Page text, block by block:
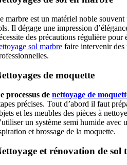
marbre est un matériel noble
Il dégage une impression
des précautions régulière pour
sol marbre faire intervenir des
de moquette
processus denettoyage de
précises. Tout d’abord il faut
et les meubles des pièces à
un système semi humide avec
et brossage de la moquette.
et rénovation de sol